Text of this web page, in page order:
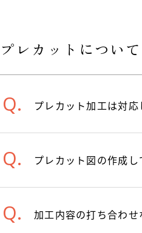
プレカットについて
プレカット加工は対応
プレカット図の作成し
加工内容の打ち合わせ